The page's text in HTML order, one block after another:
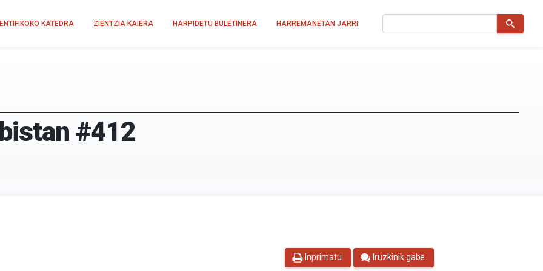
KATEDRA ZIENTZIA KAIERA HARPIDETU BULETINERA HARREMANETAN JARRI
#412
Inprimatu Iruzkinik gabe